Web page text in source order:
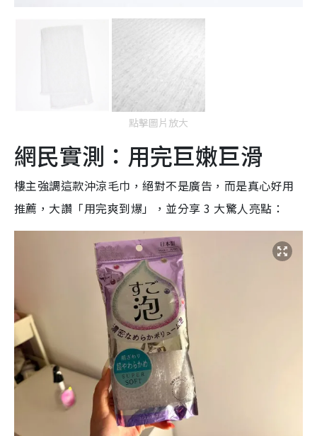
點擊圖片放大
網民實測：用完巨嫩巨滑
樓主強調這款沖涼毛巾，絕對不是廣告，而是真心好用
推薦，大讚「用完爽到爆」，並分享 3 大驚人亮點：